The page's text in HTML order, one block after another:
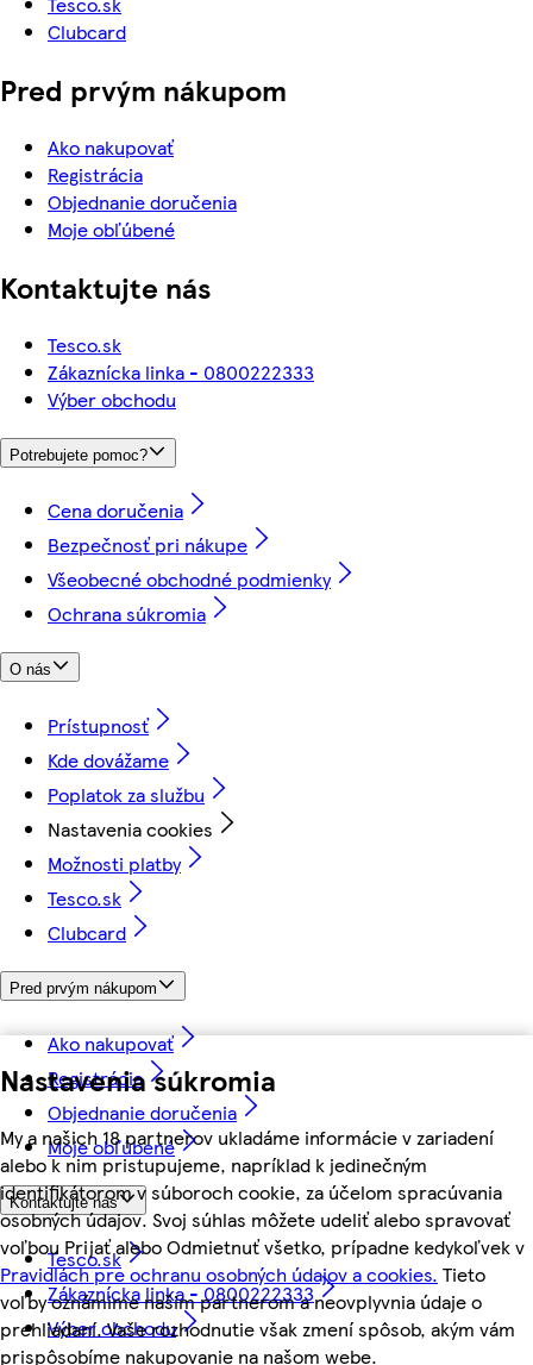
Nastavenia súkromia
My a našich 18 partnerov ukladáme informácie v zariadení
alebo k nim pristupujeme, napríklad k jedinečným
identifikátorom v súboroch cookie, za účelom spracúvania
osobných údajov. Svoj súhlas môžete udeliť alebo spravovať
voľbou Prijať alebo Odmietnuť všetko, prípadne kedykoľvek v
Pravidlách pre ochranu osobných údajov a cookies. Tieto
voľby oznámime našim partnerom a neovplyvnia údaje o
prehliadaní. Vaše rozhodnutie však zmení spôsob, akým vám
prispôsobíme nakupovanie na našom webe.
Clubcard
Pred prvým nákupom
Ako nakupovať
Registrácia
Objednanie doručenia
Moje obľúbené
Kontaktujte nás
Tesco.sk
Zákaznícka linka - 0800222333
Výber obchodu
Potrebujete pomoc?
Cena doručenia
Bezpečnosť pri nákupe
Všeobecné obchodné podmienky
Ochrana súkromia
O nás
Prístupnosť
Kde dovážame
Poplatok za službu
Nastavenia cookies
Možnosti platby
Tesco.sk
Clubcard
Pred prvým nákupom
Ako nakupovať
Registrácia
Objednanie doručenia
Moje obľúbené
Kontaktujte nás
Tesco.sk
Zákaznícka linka - 0800222333
Výber obchodu